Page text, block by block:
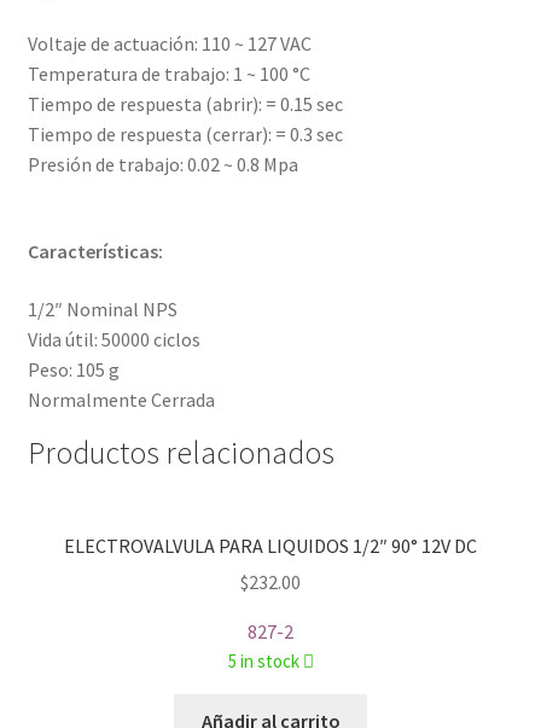
Voltaje de actuación: 110 ~ 127 VAC
Temperatura de trabajo: 1 ~ 100 °C
Tiempo de respuesta (abrir): = 0.15 sec
Tiempo de respuesta (cerrar): = 0.3 sec
Presión de trabajo: 0.02 ~ 0.8 Mpa
Características:
1/2″ Nominal NPS
Vida útil: 50000 ciclos
Peso: 105 g
Normalmente Cerrada
Productos relacionados
ELECTROVALVULA PARA LIQUIDOS 1/2″ 90° 12V DC
$232.00
827-2
5 in stock
Añadir al carrito